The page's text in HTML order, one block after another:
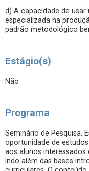
d) A capacidade de
especializada na
padrão metodológico
Estágio(s)
Não
Programa
Seminário de Pesquisa.
oportunidade de
aos alunos
indo além das bases